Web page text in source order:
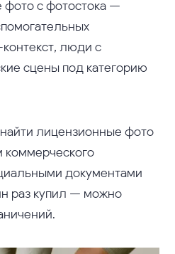
с фотостока —
люди с
сцены под категорию
лицензионные фото
коммерческого
документами
раз купил — можно